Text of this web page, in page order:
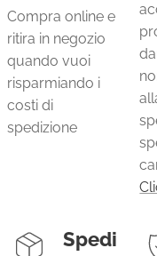
Compra online e
ritira in negozio
quando vuoi
risparmiando i
costi di
spedizione
Spedi